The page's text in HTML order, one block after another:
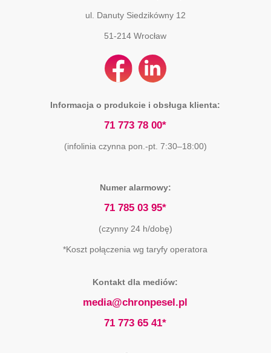
ul. Danuty Siedzikówny 12
51-214 Wrocław
Informacja o produkcie i obsługa klienta:
71 773 78 00*
(infolinia czynna pon.-pt. 7:30–18:00)
Numer alarmowy:
71 785 03 95*
(czynny 24 h/dobę)
*Koszt połączenia wg taryfy operatora
Kontakt dla mediów:
media@chronpesel.pl
71 773 65 41*